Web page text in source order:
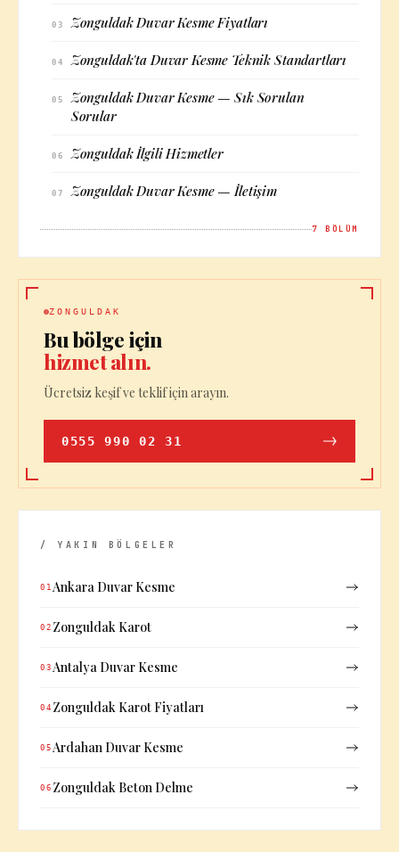
03 Zonguldak Duvar Kesme Fiyatları
04 Zonguldak'ta Duvar Kesme Teknik Standartları
05
Zonguldak Duvar Kesme — Sık Sorulan
Sorular
06 Zonguldak İlgili Hizmetler
07 Zonguldak Duvar Kesme — İletişim
7 BÖLÜM
ZONGULDAK
Bu bölge için
hizmet alın.
Ücretsiz keşif ve teklif için arayın.
0555 990 02 31
/ YAKIN BÖLGELER
01 Ankara Duvar Kesme
02 Zonguldak Karot
03 Antalya Duvar Kesme
04 Zonguldak Karot Fiyatları
05 Ardahan Duvar Kesme
06 Zonguldak Beton Delme